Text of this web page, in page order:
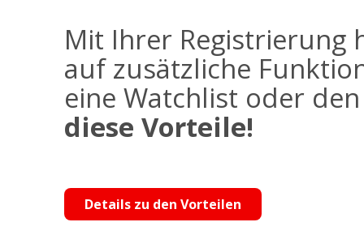
Mit Ihrer Registrierung
auf zusätzliche
eine Watchlist oder
diese Vorteile!
Details zu den Vorteilen